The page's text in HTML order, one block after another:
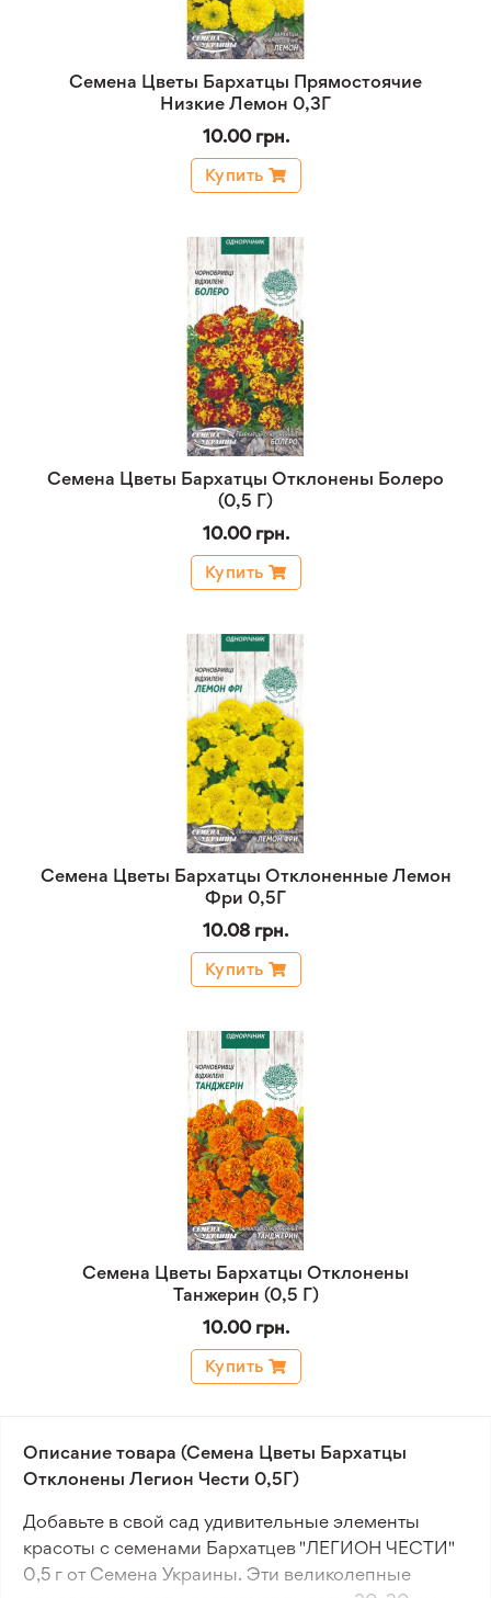
Семена Цветы Бархатцы Прямостоячие
Низкие Лемон 0,3Г
10.00 грн.
Купить
Семена Цветы Бархатцы Отклонены Болеро
(0,5 Г)
10.00 грн.
Купить
Семена Цветы Бархатцы Отклоненные Лемон
Фри 0,5Г
10.08 грн.
Купить
Семена Цветы Бархатцы Отклонены
Танжерин (0,5 Г)
10.00 грн.
Купить
Описание товара (Семена Цветы Бархатцы
Отклонены Легион Чести 0,5Г)
Добавьте в свой сад удивительные элементы
красоты с семенами Бархатцев "ЛЕГИОН ЧЕСТИ"
0,5 г от Семена Украины. Эти великолепные